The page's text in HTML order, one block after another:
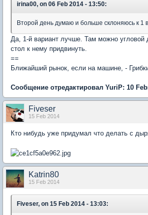
irina00, on 06 Feb 2014 - 13:50:
Второй день думаю и больше склоняюсь к 1
Да, 1-й вариант лучше. Там можно угловой
стол к нему придвинуть.
==
Ближайший рынок, если на машине, -
Сообщение отредактировал YuriP: 10
Fiveser
15 Feb 2014
Кто нибудь уже придумал что делать с
Katrin80
15 Feb 2014
Fiveser, on 15 Feb 2014 - 13:03: